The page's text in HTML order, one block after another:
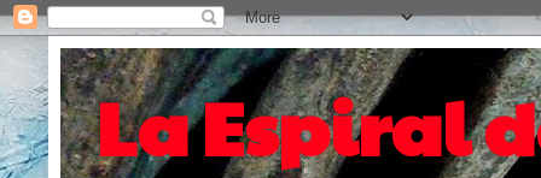
La Espiral